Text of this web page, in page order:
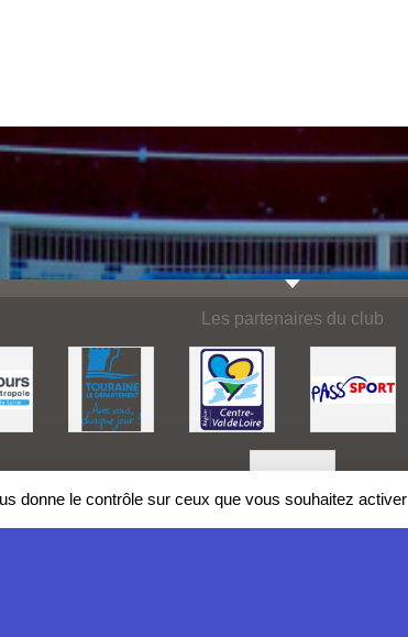
Les partenaires du club
donne le contrôle sur ceux que vous souhaitez activer